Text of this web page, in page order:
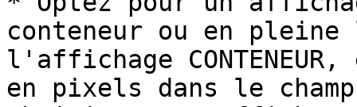
conteneur ou en
l'affichage
en pixels dans le